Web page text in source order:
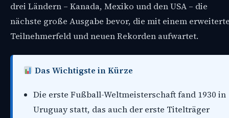
drei Ländern – Kanada, Mexiko und den USA – die
nächste große Ausgabe bevor, die mit einem
Teilnehmerfeld und neuen Rekorden aufwartet.
Das Wichtigste in Kürze
Die erste Fußball-Weltmeisterschaft fand 1930 in
Uruguay statt, das auch der erste Titelträger